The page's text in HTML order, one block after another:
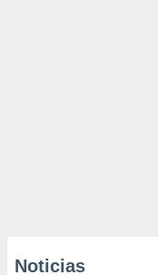
Noticias